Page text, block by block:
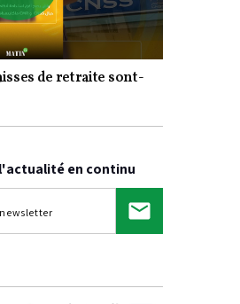
Play
de retraite sont-
en continu